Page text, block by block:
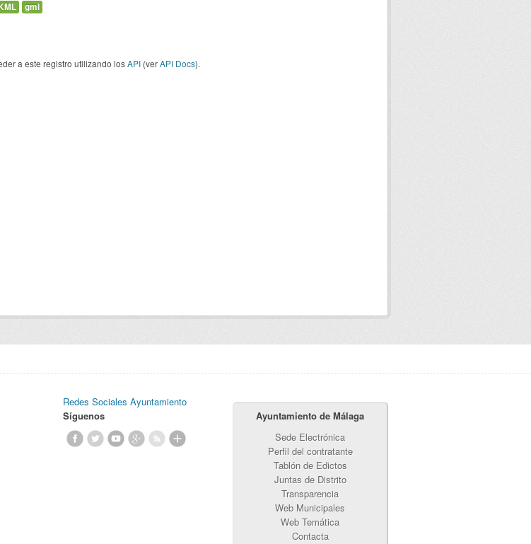
gml
a este registro utilizando losAPI (verAPI Docs).
Redes Sociales Ayuntamiento
Síguenos
Ayuntamiento de Málaga
Sede Electrónica
Perfil del contratante
Tablón de Edictos
Juntas de Distrito
Transparencia
Web Municipales
Web Temática
Contacta